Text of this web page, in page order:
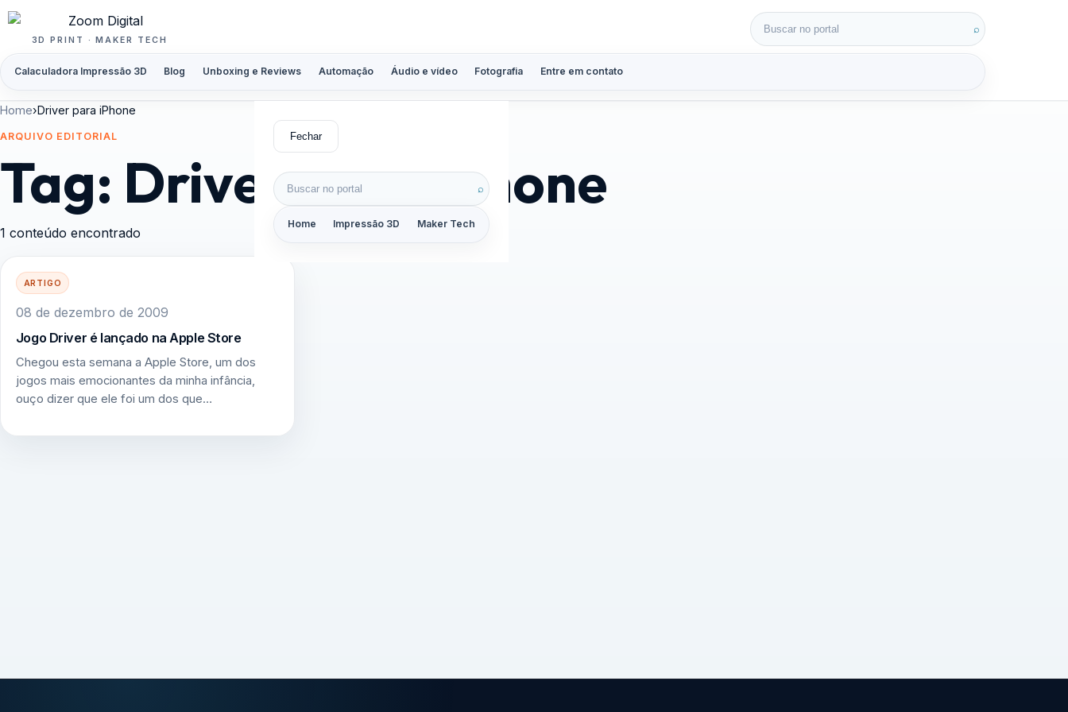
Pular para o conteúdo
3D PRINT · MAKER TECH
Calaculadora Impressão 3D Blog Unboxing e Reviews Automação Áudio e vídeo Fotografia Entre em contato
Buscar por: ⌕
Fechar
Buscar por: ⌕
Home Impressão 3D Maker Tech
Home›Driver para iPhone
ARQUIVO EDITORIAL
Tag: Driver para iPhone
1 conteúdo encontrado
ARTIGO
08 de dezembro de 2009
Jogo Driver é lançado na Apple Store
Chegou esta semana a Apple Store, um dos
jogos mais emocionantes da minha infância,
ouço dizer que ele foi um dos que…